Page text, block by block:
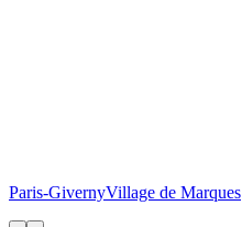
Paris-GivernyVillage de Marques